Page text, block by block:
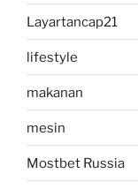
Layartancap21
lifestyle
makanan
mesin
Mostbet Russia